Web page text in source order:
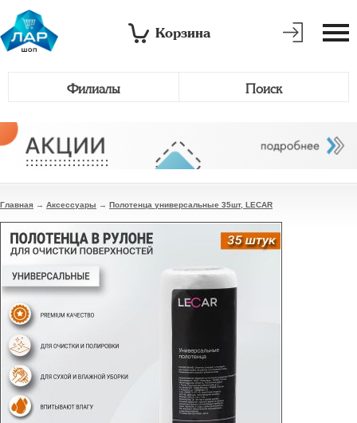
Корзина
Филиалы Поиск
Главная → Аксессуары → Полотенца универсальные 35шт, LECAR